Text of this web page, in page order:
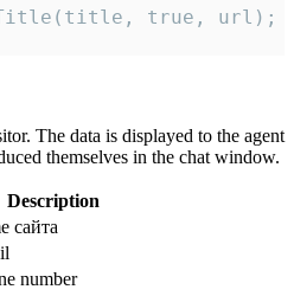
true, url);
The data is displayed to the agent
themselves in the chat window.
Description
сайта
number